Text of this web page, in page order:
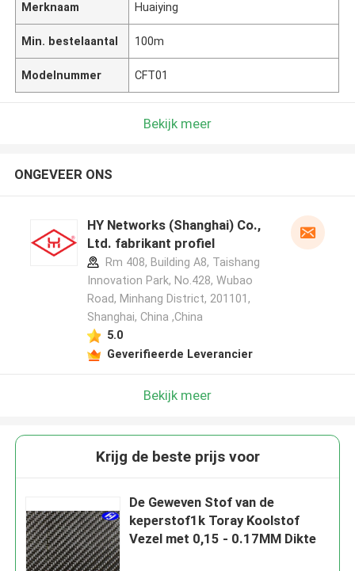
Merknaam Huaiying
Min. bestelaantal 100m
Modelnummer CFT01
Bekijk meer
ONGEVEER ONS
HY Networks (Shanghai) Co.,
Ltd. fabrikant profiel
Rm 408, Building A8, Taishang
Innovation Park, No.428, Wubao
Road, Minhang District, 201101,
Shanghai, China ,China
5.0
Geverifieerde Leverancier
Bekijk meer
Krijg de beste prijs voor
De Geweven Stof van de
keperstof1k Toray Koolstof
Vezel met 0,15 - 0.17MM Dikte